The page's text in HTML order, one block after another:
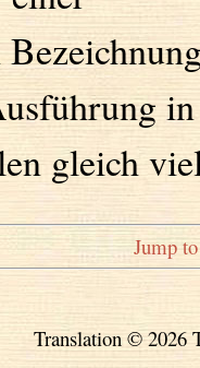
in
gleich
Jump
Translation © 2026